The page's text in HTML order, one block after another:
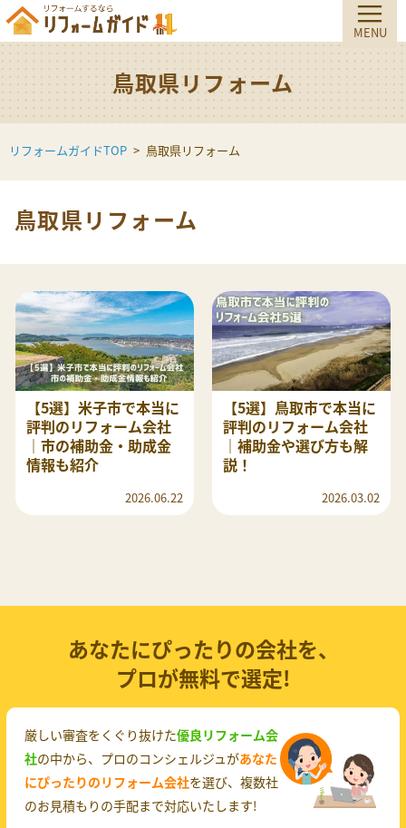
鳥取県リフォーム
リフォームガイドTOP 鳥取県リフォーム
鳥取県リフォーム
【5選】米子市で本当に
評判のリフォーム会社
｜市の補助金・助成金
情報も紹介
2026.06.22
【5選】鳥取市で本当に
評判のリフォーム会社
｜補助金や選び方も解
説！
2026.03.02
あなたにぴったりの会社を、
プロが無料で選定!
厳しい審査をくぐり抜けた優良リフォーム会
社の中から、プロのコンシェルジュがあなた
にぴったりのリフォーム会社を選び、複数社
のお見積もりの手配まで対応いたします!